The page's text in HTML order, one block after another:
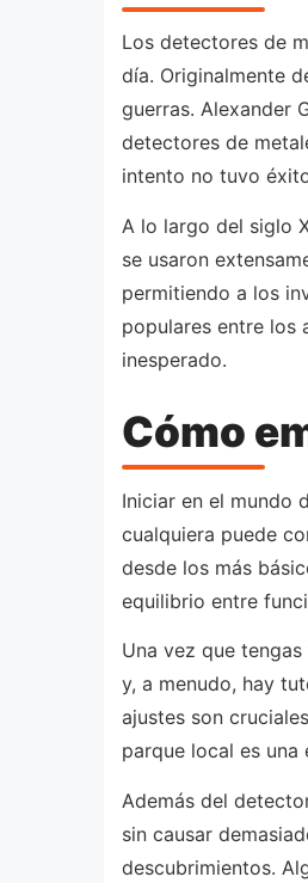
Los detectores de
día. Originalmente
guerras. Alexander
detectores de
intento no tuvo
A lo largo del siglo
se usaron
permitiendo a los
populares entre los
inesperado.
Cómo
Iniciar en el mundo
cualquiera puede
desde los más
equilibrio entre
Una vez que
y, a menudo, hay
ajustes son
parque local es una
Además del
sin causar
descubrimientos.